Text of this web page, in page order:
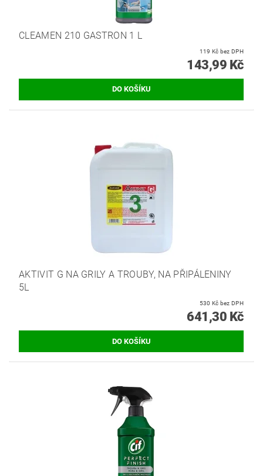
CLEAMEN 210 GASTRON 1 L
119 Kč bez DPH
143,99 Kč
AKTIVIT G NA GRILY A TROUBY, NA PŘIPÁLENINY
5L
530 Kč bez DPH
641,30 Kč